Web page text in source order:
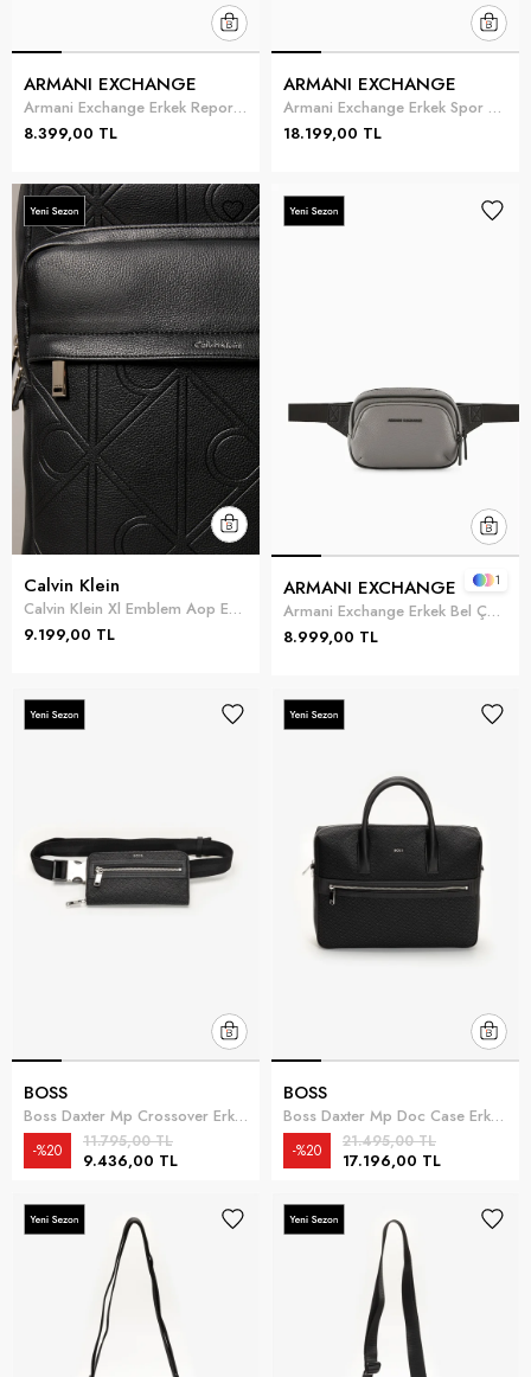
ARMANI EXCHANGE
Armani Exchange Erkek Reporter Çanta Siyah
8.399,00 TL
ARMANI EXCHANGE
Armani Exchange Erkek Spor Çantası Siyah
18.199,00 TL
Calvin Klein
Calvin Klein Xl Emblem Aop Emboss Round Backp Erkek Sırt Çantası Siyah
9.199,00 TL
ARMANI EXCHANGE
Armani Exchange Erkek Bel Çantası Çok Renkli
8.999,00 TL
1
BOSS
Boss Daxter Mp Crossover Erkek Bel Çantası Siyah
9.436,00 TL
11.795,00 TL
%20
BOSS
Boss Daxter Mp Doc Case Erkek Bilgisayar Çantası Siyah
17.196,00 TL
21.495,00 TL
%20